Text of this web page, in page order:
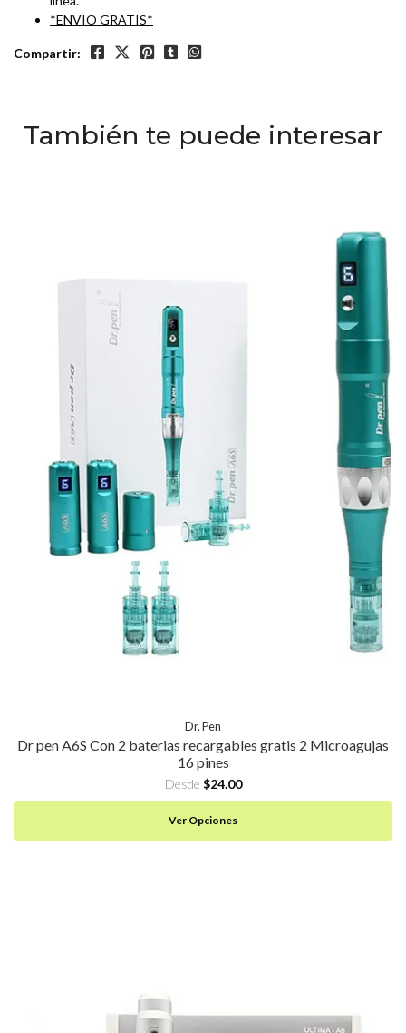
*ENVIO GRATIS*
Compartir:
También te puede interesar
Dr. Pen
Dr pen A6S Con 2 baterias recargables gratis 2 Microagujas
16 pines
Desde $24.00
Ver Opciones